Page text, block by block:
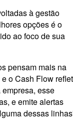
à gestão
opções é o
ao foco de sua
pensam mais na
o Cash Flow
esse
e emite alertas
dessas